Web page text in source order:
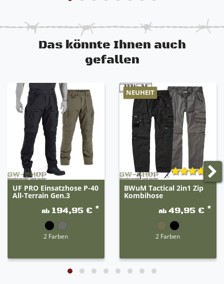
Das könnte Ihnen auch
gefallen
UF PRO Einsatzhose P-40
All-Terrain Gen.3
ab 194,95 € *
2 Farben
NEUHEIT
BWuM Tactical 2in1 Zip
Kombihose
ab 49,95 € *
2 Farben